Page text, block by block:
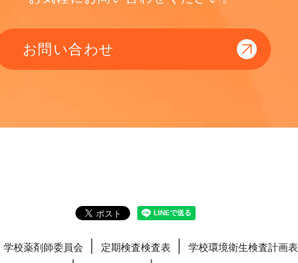
お問い合わせ
学校薬剤師委員会 定期検査検査表 学校環境衛生検査計画表